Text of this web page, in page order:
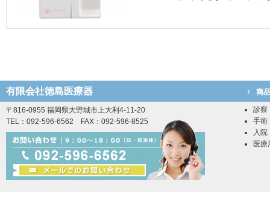
有限会社徳島医療器
〒816-0955 福岡県大野城市上大利4-11-20
TEL：092-596-6562 FAX：092-596-8525
商
診察
手術
入
医療